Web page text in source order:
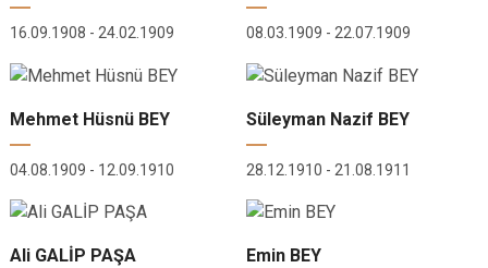
16.09.1908 - 24.02.1909 08.03.1909 - 22.07.1909
Mehmet Hüsnü BEY
04.08.1909 - 12.09.1910
Süleyman Nazif BEY
28.12.1910 - 21.08.1911
Ali GALİP PAŞA Emin BEY